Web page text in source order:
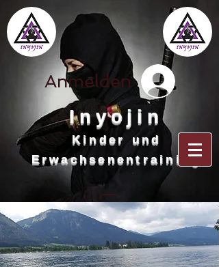
Anmelden
Inyojin
Kinder und
Erwachsenentraining